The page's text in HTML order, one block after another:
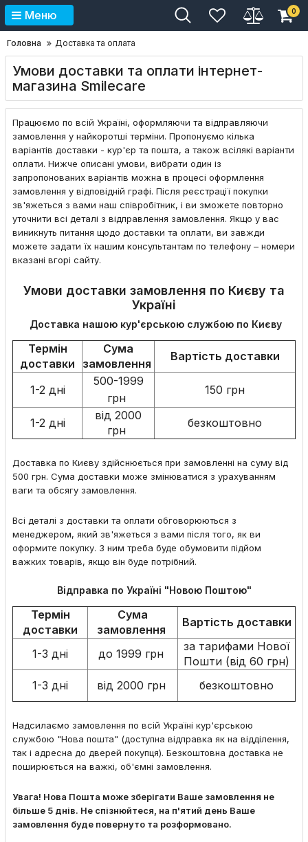
Меню 0
Головна Доставка та оплата
Умови доставки та оплати інтернет-
магазина Smilecare
Працюємо по всій Україні, оформляючи та відправляючи
замовлення у найкоротші терміни. Пропонуємо кілька
варіантів доставки - кур'єр та пошта, а також всілякі варіанти
оплати. Нижче описані умови, вибрати один із
запропонованих варіантів можна в процесі оформлення
замовлення у відповідній графі. Після реєстрації покупки
зв'яжеться з вами наш співробітник, і ви зможете повторно
уточнити всі деталі з відправлення замовлення. Якщо у вас
виникнуть питання щодо доставки та оплати, ви завжди
можете задати їх нашим консультантам по телефону – номери
вказані вгорі сайту.
Умови доставки замовлення по Києву та
Україні
Доставка нашою кур'єрською службою по Києву
Термін
доставки
Сума
замовлення
Вартість доставки
1-2 дні
500-1999
грн
150 грн
1-2 дні
від 2000
грн
безкоштовно
Доставка по Києву здійснюється при замовленні на суму від
500 грн. Сума доставки може змінюватися з урахуванням
ваги та обсягу замовлення.
Всі деталі з доставки та оплати обговорюються з
менеджером, який зв'яжеться з вами після того, як ви
оформите покупку. З ним треба буде обумовити підйом
важких товарів, якщо він буде потрібний.
Відправка по Україні "Новою Поштою"
Термін
доставки
Сума
замовлення
Вартість доставки
1-3 дні до 1999 грн
за тарифами Нової
Пошти (від 60 грн)
1-3 дні
від 2000 грн безкоштовно
Надсилаємо замовлення по всій Україні кур'єрською
службою "Нова пошта" (доступна відправка як на відділення,
так і адресна до дверей покупця). Безкоштовна доставка не
поширюється на важкі, об'ємні замовлення.
Увага! Нова Пошта може зберігати Ваше замовлення не
більше 5 днів. Не спізнюйтеся, на п'ятий день Ваше
замовлення буде повернуто та розформовано.